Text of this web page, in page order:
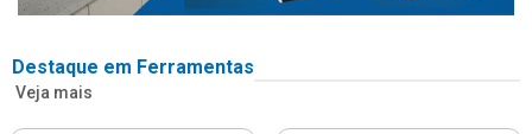
Destaque em Ferramentas
Veja mais